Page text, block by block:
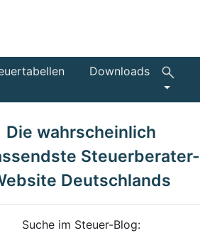
Downloads
Die wahrscheinlich
Steuerberater-
Deutschlands
Suche im Steuer-Blog: